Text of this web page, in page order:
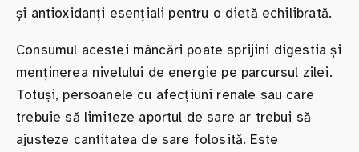
și antioxidanți esențiali pentru o dietă echilibrată.
Consumul acestei mâncări poate sprijini digestia și
menținerea nivelului de energie pe parcursul zilei.
Totuși, persoanele cu afecțiuni renale sau care
trebuie să limiteze aportul de sare ar trebui să
ajusteze cantitatea de sare folosită. Este